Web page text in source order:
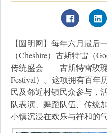
【圆明网】每年六月最后
（Cheshire）古斯特雷（
传统盛会——古斯特雷玫瑰
Festival）。这项拥有百年
民及邻近村镇民众参与，
队表演、舞蹈队伍、传统
小镇沉浸在欢乐与祥和的气